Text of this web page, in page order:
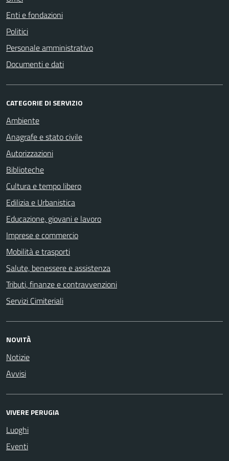
Enti e fondazioni
Politici
Personale amministrativo
Documenti e dati
CATEGORIE DI SERVIZIO
Ambiente
Anagrafe e stato civile
Autorizzazioni
Biblioteche
Cultura e tempo libero
Edilizia e Urbanistica
Educazione, giovani e lavoro
Imprese e commercio
Mobilità e trasporti
Salute, benessere e assistenza
Tributi, finanze e contravvenzioni
Servizi Cimiteriali
NOVITÀ
Notizie
Avvisi
VIVERE PERUGIA
Luoghi
Eventi